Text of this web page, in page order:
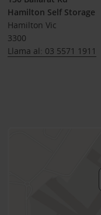
Hamilton Self Storage
Hamilton Vic
3300
Llama al: 03 5571 1911